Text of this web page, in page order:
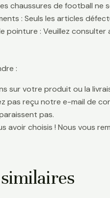
chaussures de football ne
: Seuls les articles
pointure : Veuillez
:
sur votre produit ou la
pas reçu notre e-mail de
pas.
avoir choisis ! Nous vous